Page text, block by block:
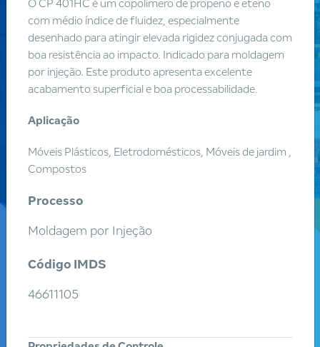
Encontre
O CP 401HC é um copolímero de propeno e eteno
com médio índice de fluidez, especialmente
desenhado para atingir elevada rigidez conjugada com
boa resistência ao impacto. Indicado para moldagem
por injeção. Este produto apresenta excelente
acabamento superficial e boa processabilidade.
Aplicação
Móveis Plásticos, Eletrodomésticos, Móveis de jardim ,
Compostos
Processo
Moldagem por Injeção
Código IMDS
46611105